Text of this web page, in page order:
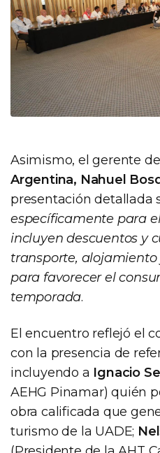
Asimismo, el gerente del
Argentina, Nahuel
presentación detallada
específicamente para
incluyen descuentos y
transporte,
para favorecer el
temporada.
El encuentro reflejó el
con la presencia de
incluyendo a Ignacio
AEHG Pinamar) quién
obra calificada que
turismo de la UADE;